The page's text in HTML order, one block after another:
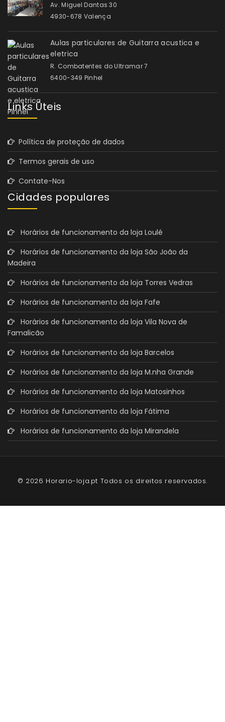
Av. Miguel Dantas 30
4930-678 Valença
Aulas particulares de Guitarra acustica e
eletrica
R. Combatentes do Ultramar 7
6400-349 Pinhel
Links Úteis
Política de proteção de dados
Termos gerais de uso
Contate-Nos
Cidades populares
Horários de funcionamento da loja Loulé
Horários de funcionamento da loja São João da
Madeira
Horários de funcionamento da loja Torres Vedras
Horários de funcionamento da loja Fafe
Horários de funcionamento da loja Vila Nova de
Famalicão
Horários de funcionamento da loja Barcelos
Horários de funcionamento da loja M.nha Grande
Horários de funcionamento da loja Matosinhos
Horários de funcionamento da loja Fátima
Horários de funcionamento da loja Mirandela
© 2026 Horario-loja.pt Todos os direitos reservados.